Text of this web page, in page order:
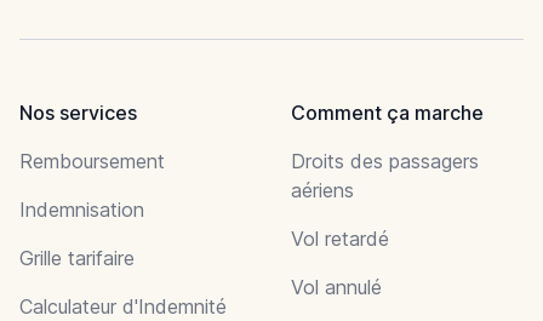
Nos services
Remboursement
Indemnisation
Grille tarifaire
Calculateur d'Indemnité
Comment ça marche
Droits des passagers
aériens
Vol retardé
Vol annulé